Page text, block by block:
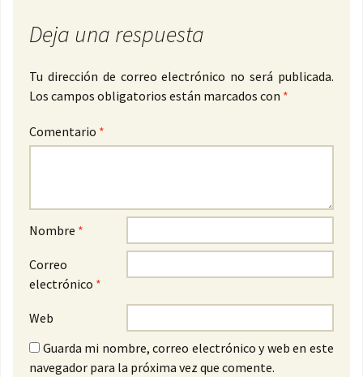
Deja una respuesta
Tu dirección de correo electrónico no será publicada.
Los campos obligatorios están marcados con *
Comentario *
Nombre *
Correo
electrónico *
Web
Guarda mi nombre, correo electrónico y web en este
navegador para la próxima vez que comente.